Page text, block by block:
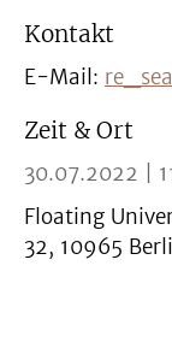
Kontakt
E-Mail:
Zeit & Ort
30.07.2022 |
Floating
32, 10965